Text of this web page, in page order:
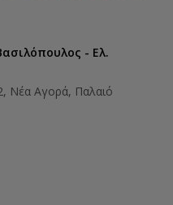
- Ελ.
Νέα Αγορά, Παλαιό